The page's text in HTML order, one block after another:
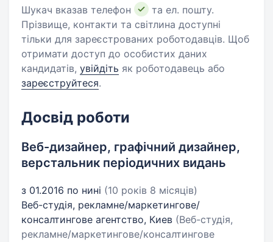
Шукач вказав телефон
та ел. пошту.
Прізвище, контакти та світлина доступні
тільки для зареєстрованих роботодавців. Щоб
отримати доступ до особистих даних
кандидатів, увійдіть як роботодавець або
зареєструйтеся.
Досвід роботи
Веб-дизайнер, графічний дизайнер,
верстальник періодичних видань
з 01.2016 по нині (10 років 8 місяців)
Веб-студія, рекламне/маркетингове/
консалтингове агентство, Киев (Веб-студія,
рекламне/маркетингове/консалтингове